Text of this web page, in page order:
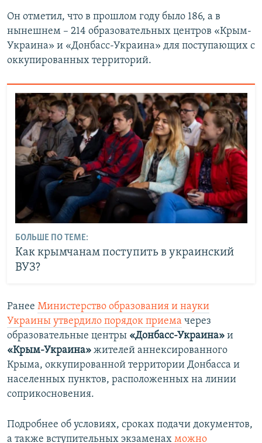
Он отметил, что в прошлом году было 186, а в
нынешнем – 214 образовательных центров «Крым-
Украина» и «Донбасс-Украина» для поступающих с
оккупированных территорий.
БОЛЬШЕ ПО ТЕМЕ:
Как крымчанам поступить в украинский
ВУЗ?
Ранее Министерство образования и науки
Украины утвердило порядок приема через
образовательные центры «Донбасс-Украина» и
«Крым-Украина» жителей аннексированного
Крыма, оккупированной территории Донбасса и
населенных пунктов, расположенных на линии
соприкосновения.
Подробнее об условиях, сроках подачи документов,
а также вступительных экзаменах можно